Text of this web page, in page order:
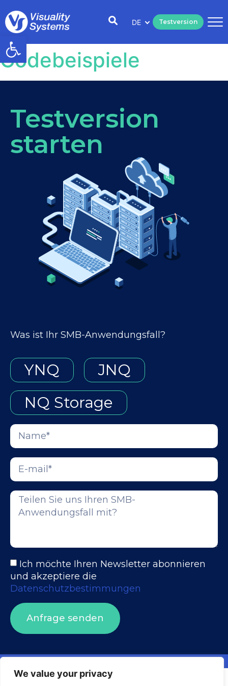
Open toolbar
We value your privacy
Testversion
DE
Codebeispiele
Testversion
starten
Was ist Ihr SMB-Anwendungsfall?
YNQ
JNQ
NQ Storage
Ich möchte Ihren Newsletter abonnieren
und akzeptiere die
Datenschutzbestimmungen
Anfrage senden
Barrierefreiheitserklärung
Visuality systems uses technical, analytical, marketing, and